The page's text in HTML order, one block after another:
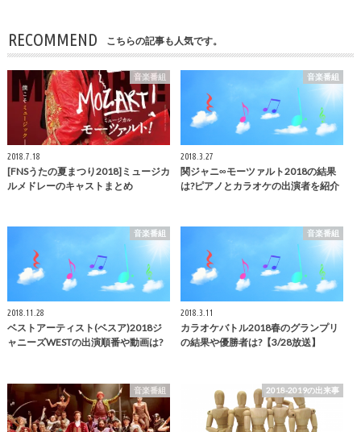
RECOMMEND こちらの記事も人気です。
音楽番組
2018.7.18
[FNSうたの夏まつり2018]ミュージカ
ルメドレーのキャストまとめ
音楽番組
2018.3.27
関ジャニ∞モーツァルト2018の結果
は?ピアノとカラオケの出演者を紹介
音楽番組
2018.11.28
ベストアーティスト(ベスア)2018ジ
ャニーズWESTの出演順番や動画は?
音楽番組
2018.3.11
カラオケバトル2018春のグランプリ
の結果や優勝者は?【3/28放送】
音楽番組 2018-2019の出来事